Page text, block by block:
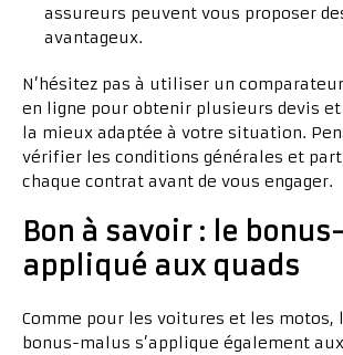
assureurs peuvent vous proposer
avantageux.
N’hésitez pas à utiliser un
en ligne pour obtenir plusieurs devis
la mieux adaptée à votre situation.
vérifier les conditions générales et
chaque contrat avant de vous engager.
Bon à savoir : le
appliqué aux quads
Comme pour les voitures et les motos,
bonus-malus s’applique également